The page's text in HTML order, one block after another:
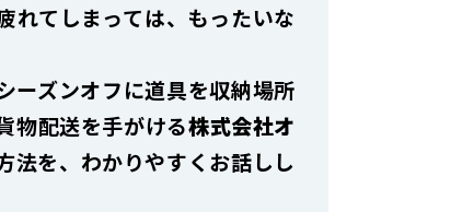
れてしまっては、もったいな
ーズンオフに道具を収納場所
物配送を手がける株式会社オ
法を、わかりやすくお話しし